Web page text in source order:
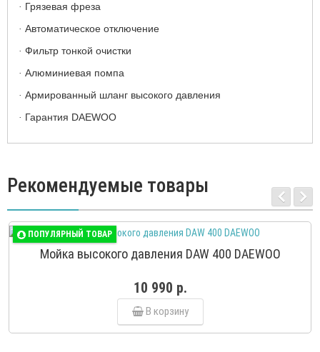
· Грязевая фреза
· Автоматическое отключение
· Фильтр тонкой очистки
· Алюминиевая помпа
· Армированный шланг высокого давления
· Гарантия DAEWOO
Рекомендуемые товары
ПОПУЛЯРНЫЙ ТОВАР
Мойка высокого давления DAW 400 DAEWOO
10 990 р.
В корзину